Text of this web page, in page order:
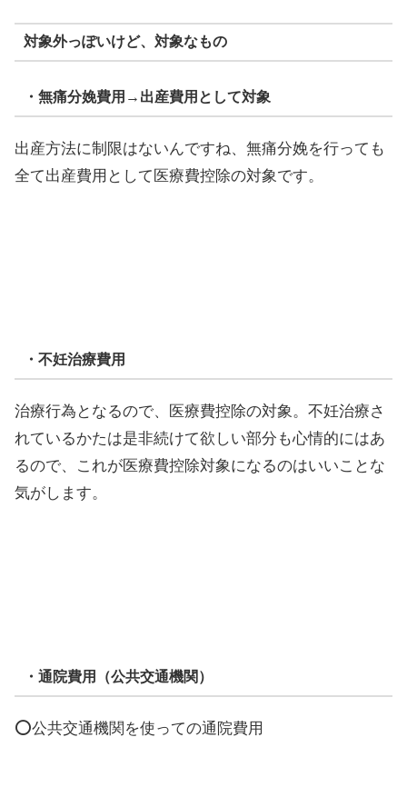
対象外っぽいけど、対象なもの
・無痛分娩費用→出産費用として対象
出産方法に制限はないんですね、無痛分娩を行っても
全て出産費用として医療費控除の対象です。
・不妊治療費用
治療行為となるので、医療費控除の対象。不妊治療さ
れているかたは是非続けて欲しい部分も心情的にはあ
るので、これが医療費控除対象になるのはいいことな
気がします。
・通院費用（公共交通機関）
⭕️公共交通機関を使っての通院費用